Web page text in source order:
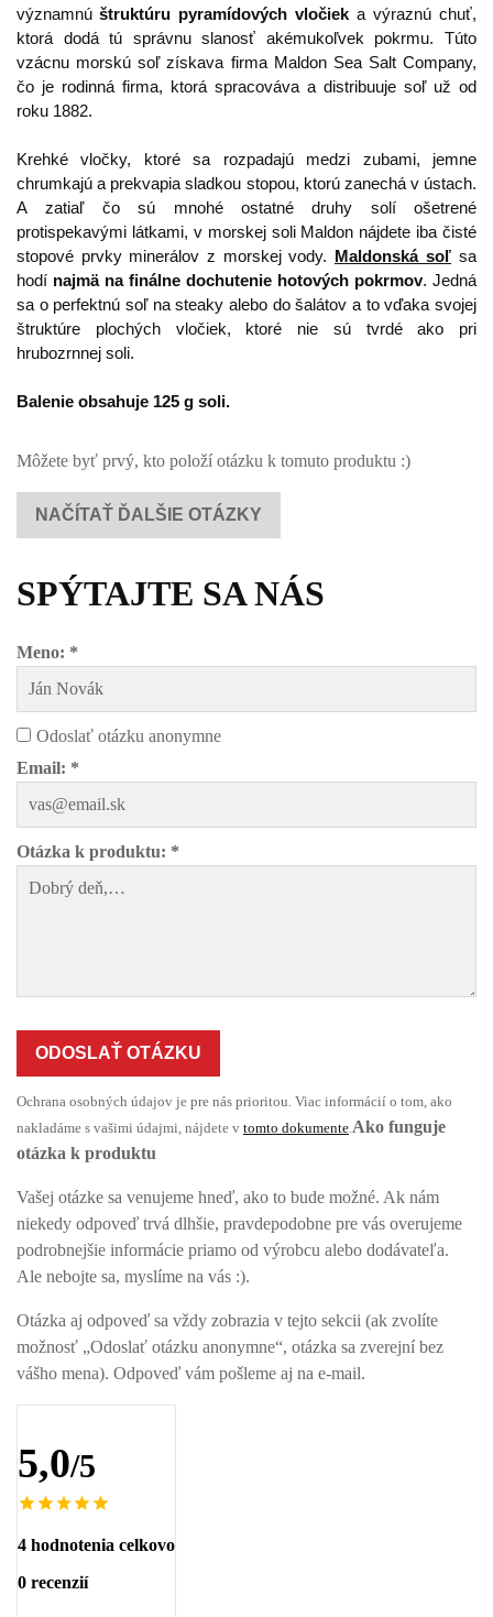
významnú štruktúru pyramídových vločiek a výraznú chuť,
ktorá dodá tú správnu slanosť akémukoľvek pokrmu. Túto
vzácnu morskú soľ získava firma Maldon Sea Salt Company,
čo je rodinná firma, ktorá spracováva a distribuuje soľ už od
roku 1882.
Krehké vločky, ktoré sa rozpadajú medzi zubami, jemne
chrumkajú a prekvapia sladkou stopou, ktorú zanechá v ústach.
A zatiaľ čo sú mnohé ostatné druhy solí ošetrené
protispekavými látkami, v morskej soli Maldon nájdete iba čisté
stopové prvky minerálov z morskej vody. Maldonská soľ sa
hodí najmä na finálne dochutenie hotových pokrmov. Jedná
sa o perfektnú soľ na steaky alebo do šalátov a to vďaka svojej
štruktúre plochých vločiek, ktoré nie sú tvrdé ako pri
hrubozrnnej soli.
Balenie obsahuje 125 g soli.
Môžete byť prvý, kto položí otázku k tomuto produktu :)
NAČÍTAŤ ĎALŠIE OTÁZKY
SPÝTAJTE SA NÁS
Meno: *
Odoslať otázku anonymne
Email: *
Otázka k produktu: *
ODOSLAŤ OTÁZKU
Ochrana osobných údajov je pre nás prioritou. Viac informácií o tom, ako
nakladáme s vašimi údajmi, nájdete v tomto dokumente.Ako funguje
otázka k produktu
Vašej otázke sa venujeme hneď, ako to bude možné. Ak nám
niekedy odpoveď trvá dlhšie, pravdepodobne pre vás overujeme
podrobnejšie informácie priamo od výrobcu alebo dodávateľa.
Ale nebojte sa, myslíme na vás :).
Otázka aj odpoveď sa vždy zobrazia v tejto sekcii (ak zvolíte
možnosť „Odoslať otázku anonymne“, otázka sa zverejní bez
vášho mena). Odpoveď vám pošleme aj na e-mail.
5,0/5
4 hodnotenia celkovo
0 recenzií